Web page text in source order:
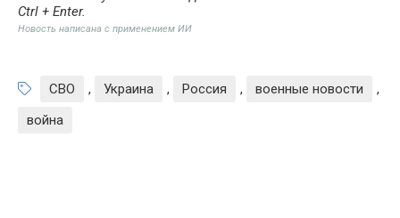
Ctrl + Enter.
Новость написана с применением ИИ
СВО , Украина , Россия , военные новости
,
война